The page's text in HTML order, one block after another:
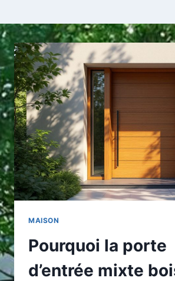
MAISON
Pourquoi la porte
d’entrée mixte